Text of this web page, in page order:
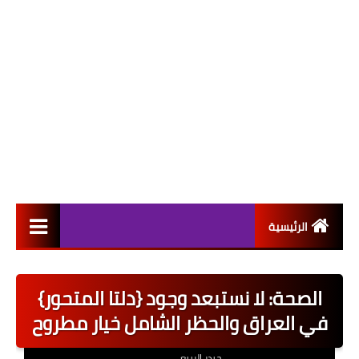
الرئيسية
اخبار القطاع العام
اخبار القطاع الخاص
الصحة: لا نستبعد وجود {دلتا المتحور}
في العراق والحظر الشامل خيار مطروح